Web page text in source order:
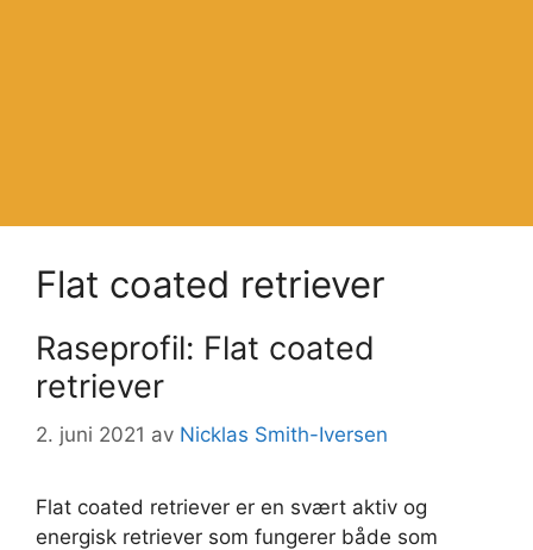
Flat coated retriever
Raseprofil: Flat coated
retriever
2. juni 2021 av Nicklas Smith-Iversen
Flat coated retriever er en svært aktiv og
energisk retriever som fungerer både som